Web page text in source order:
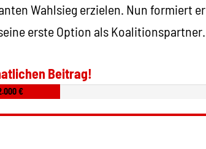
Wahlsieg erzielen. Nun formiert er
erste Option als Koalitionspartner.
Beitrag!
€